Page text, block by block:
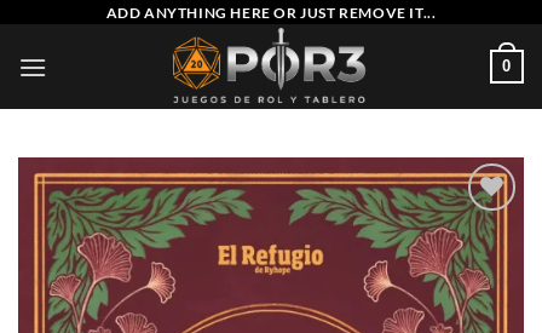
contenido
ADD ANYTHING HERE OR JUST REMOVE IT...
0
Añadir
a la
lista
de
deseos